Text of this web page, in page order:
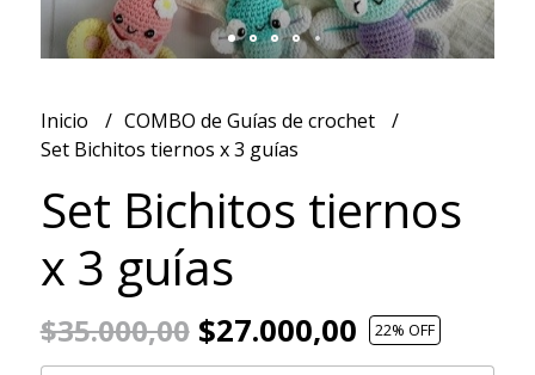
Inicio
COMBO de Guías de crochet
Set Bichitos tiernos x 3 guías
Set Bichitos tiernos
x 3 guías
$35.000,00$27.000,00 22% OFF